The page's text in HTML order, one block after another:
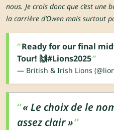
nous. Je crois donc que c’est une
la carrière d’Owen mais surtout
Ready for our final
Tour! 🙌#Lions2025
— British & Irish Lions
« Le choix de le
assez clair »